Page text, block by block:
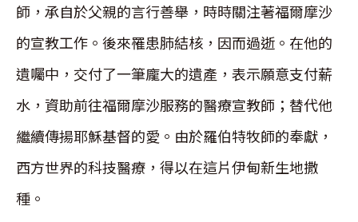
師，承自於父親的言行善舉，時時關注著福爾摩沙
的宣教工作。後來罹患肺結核，因而過逝。在他的
遺囑中，交付了一筆龐大的遺產，表示願意支付薪
水，資助前往福爾摩沙服務的醫療宣教師；替代他
繼續傳揚耶穌基督的愛。由於羅伯特牧師的奉獻，
西方世界的科技醫療，得以在這片伊甸新生地撒
種。